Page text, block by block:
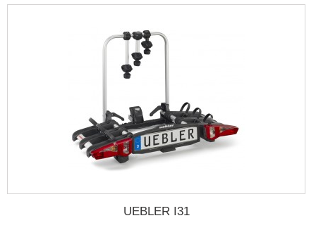
UEBLER I31